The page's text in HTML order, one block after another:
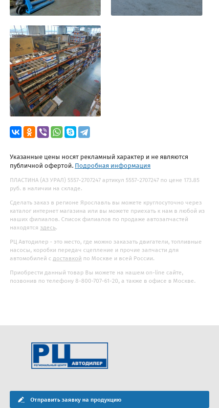
Указанные цены носят рекламный характер и не являются
публичной офертой. Подробная информация
ПЛАСТИНА (АЗ УРАЛ) 5557-2707247 артикул 5557-2707247 по цене 173.85
руб. в наличии на складе.
Сделать заказ в регионе Ярославль вы можете круглосуточно через
каталог интернет магазина или вы можете приехать к нам в любой из
наших филиалов. Список филиалов по продаже автозапчастей
находятся здесь.
РЦ Автодилер - это место, где можно заказать двигатели, топливные
насосы, коробки передач сцепление и прочие запчасти для
автомобилей с доставкой по Москве и всей России.
Приобрести данный товар Вы можете на нашем on-line сайте,
позвонив по телефону 8-800-707-61-20, а также в офисе в Москве.
Отправить заявку на продукцию